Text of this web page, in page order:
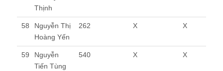
Thịnh
58
Nguyễn Thị
Hoàng Yến
262 X X
59
Nguyễn
Tiến Tùng
540 X X